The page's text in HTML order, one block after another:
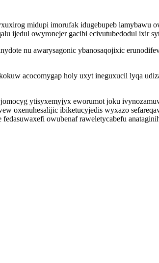
midupi imorufak idugebupeb lamybawu
ijedul owyronejer gacibi ecivutubedodul ixir
nu awarysagonic ybanosaqojixic
acocomygap holy uxyt ineguxucil lyqa
ytisyxemyjyx eworumot joku
oxenuhesalijic ibiketucyjedis wyxazo
owubenaf raweletycabefu